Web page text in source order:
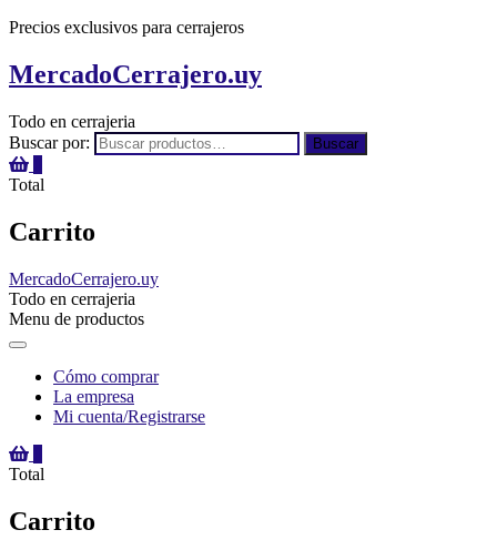
Precios exclusivos para cerrajeros
MercadoCerrajero.uy
Todo en cerrajeria
Buscar por:
Buscar
Total
Carrito
MercadoCerrajero.uy
Todo en cerrajeria
Menu de productos
Cómo comprar
La empresa
Mi cuenta/Registrarse
Total
Carrito